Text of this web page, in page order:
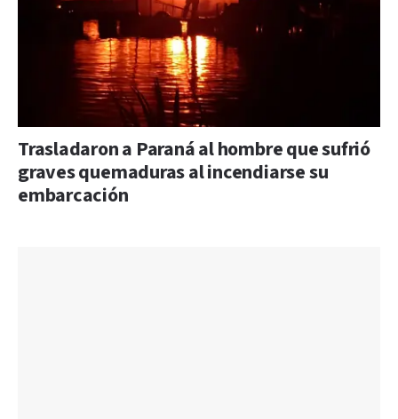
Trasladaron a Paraná al hombre que sufrió
graves quemaduras al incendiarse su
embarcación